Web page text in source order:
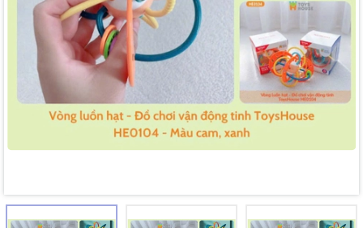
Mã giảm giá:
Ngày hết hạn:
Điều kiện: